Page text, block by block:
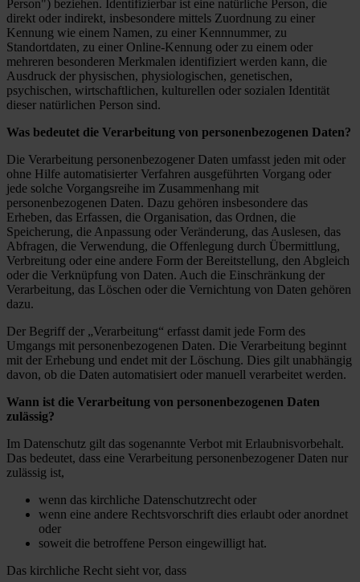
Person") beziehen. Identifizierbar ist eine natürliche Person, die
direkt oder indirekt, insbesondere mittels Zuordnung zu einer
Kennung wie einem Namen, zu einer Kennnummer, zu
Standortdaten, zu einer Online-Kennung oder zu einem oder
mehreren besonderen Merkmalen identifiziert werden kann, die
Ausdruck der physischen, physiologischen, genetischen,
psychischen, wirtschaftlichen, kulturellen oder sozialen Identität
dieser natürlichen Person sind.
Was bedeutet die Verarbeitung von personenbezogenen Daten?
Die Verarbeitung personenbezogener Daten umfasst jeden mit oder
ohne Hilfe automatisierter Verfahren ausgeführten Vorgang oder
jede solche Vorgangsreihe im Zusammenhang mit
personenbezogenen Daten. Dazu gehören insbesondere das
Erheben, das Erfassen, die Organisation, das Ordnen, die
Speicherung, die Anpassung oder Veränderung, das Auslesen, das
Abfragen, die Verwendung, die Offenlegung durch Übermittlung,
Verbreitung oder eine andere Form der Bereitstellung, den Abgleich
oder die Verknüpfung von Daten. Auch die Einschränkung der
Verarbeitung, das Löschen oder die Vernichtung von Daten gehören
dazu.
Der Begriff der „Verarbeitung“ erfasst damit jede Form des
Umgangs mit personenbezogenen Daten. Die Verarbeitung beginnt
mit der Erhebung und endet mit der Löschung. Dies gilt unabhängig
davon, ob die Daten automatisiert oder manuell verarbeitet werden.
Wann ist die Verarbeitung von personenbezogenen Daten
zulässig?
Im Datenschutz gilt das sogenannte Verbot mit Erlaubnisvorbehalt.
Das bedeutet, dass eine Verarbeitung personenbezogener Daten nur
zulässig ist,
wenn das kirchliche Datenschutzrecht oder
wenn eine andere Rechtsvorschrift dies erlaubt oder anordnet
oder
soweit die betroffene Person eingewilligt hat.
Das kirchliche Recht sieht vor, dass